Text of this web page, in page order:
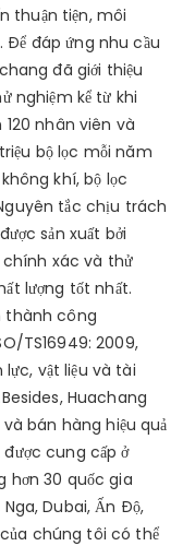
thuận tiện, môi
Để đáp ứng nhu cầu
đã giới thiệu
nghiệm kể từ khi
nhân viên và
bộ lọc mỗi năm
khí, bộ lọc
tắc chịu trách
sản xuất bởi
chính xác và thử
lượng tốt nhất.
thành công
TS16949: 2009,
vật liệu và tài
Huachang
bán hàng hiệu quả
cung cấp ở
hơn 30 quốc gia
Dubai, Ấn Độ,
chúng tôi có thể